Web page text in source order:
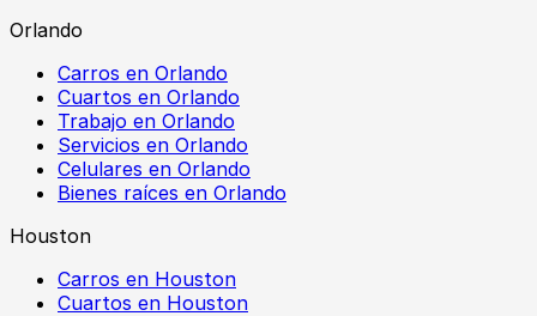
Orlando
Carros en Orlando
Cuartos en Orlando
Trabajo en Orlando
Servicios en Orlando
Celulares en Orlando
Bienes raíces en Orlando
Houston
Carros en Houston
Cuartos en Houston